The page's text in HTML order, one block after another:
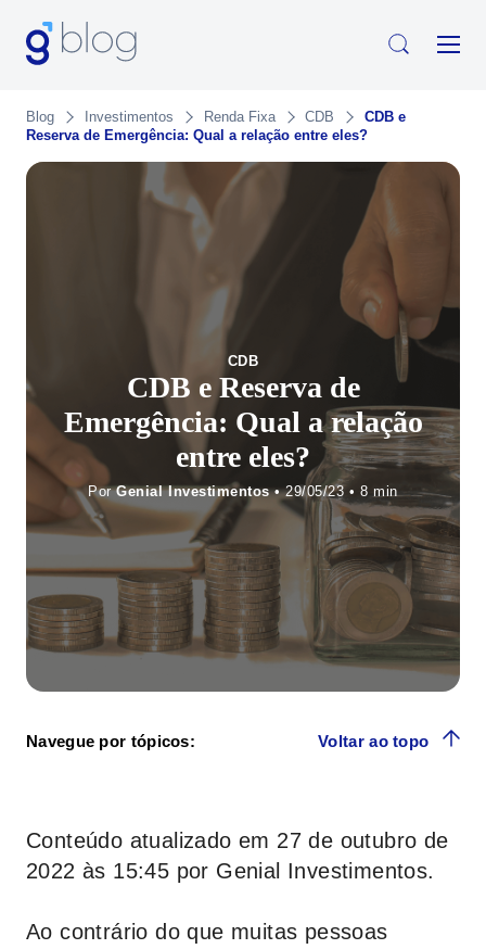
Blog Investimentos Renda Fixa CDB
CDB e
Reserva de Emergência: Qual a relação entre eles?
CDB
CDB e Reserva de
Emergência: Qual a relação
entre eles?
PorGenial Investimentos• 29/05/23 •
Navegue por tópicos: Voltar ao topo
Conteúdo atualizado em 27 de outubro de
2022 às 15:45 por Genial Investimentos.
Ao contrário do que muitas pessoas